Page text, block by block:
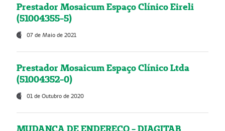
Prestador Mosaicum Espaço Clínico Eireli
(51004355-5)
07 de Maio de 2021
Prestador Mosaicum Espaço Clínico Ltda
(51004352-0)
01 de Outubro de 2020
MUDANÇA DE ENDEREÇO - DIAGITAB